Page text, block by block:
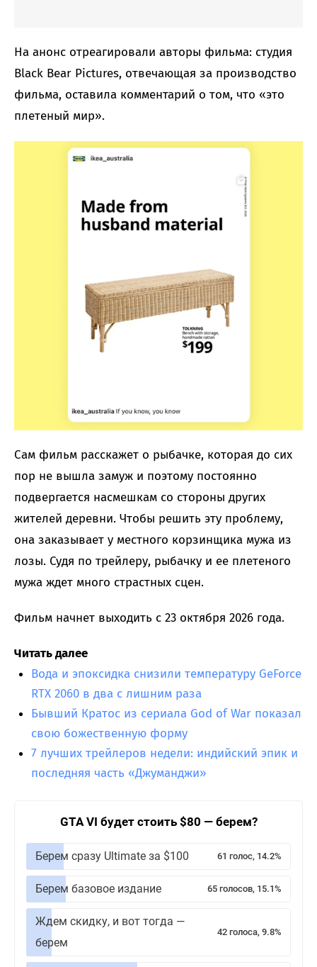
На анонс отреагировали авторы фильма: студия
Black Bear Pictures, отвечающая за производство
фильма, оставила комментарий о том, что «это
плетеный мир».
Сам фильм расскажет о рыбачке, которая до сих
пор не вышла замуж и поэтому постоянно
подвергается насмешкам со стороны других
жителей деревни. Чтобы решить эту проблему,
она заказывает у местного корзинщика мужа из
лозы. Судя по трейлеру, рыбачку и ее плетеного
мужа ждет много страстных сцен.
Фильм начнет выходить с 23 октября 2026 года.
Читать далее
Вода и эпоксидка снизили температуру GeForce
RTX 2060 в два с лишним раза
Бывший Кратос из сериала God of War показал
свою божественную форму
7 лучших трейлеров недели: индийский эпик и
последняя часть «Джуманджи»
GTA VI будет стоить $80 — берем?
Берем сразу Ultimate за $100 61 голос, 14.2%
Берем базовое издание 65 голосов, 15.1%
Ждем скидку, и вот тогда —
берем
42 голоса, 9.8%